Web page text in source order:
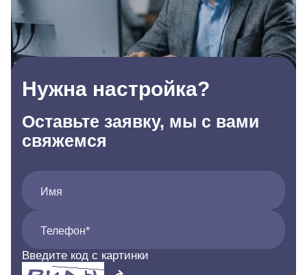
Нужна настройка?
Оставьте заявку, мы с вами
свяжемся
Имя
Телефон*
Введите код с картинки